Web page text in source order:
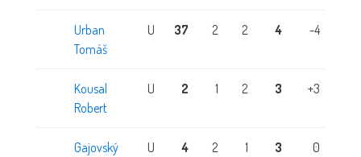
Urban
Tomáš
U 37 2 2 4 -4
Kousal
Robert
U 2 1 2 3 +3
Gajovský
U 4 2 1 3 0